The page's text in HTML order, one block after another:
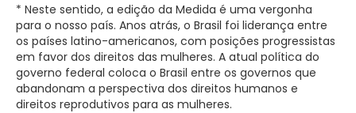
* Neste sentido, a edição da Medida é uma vergonha
para o nosso país. Anos atrás, o Brasil foi liderança entre
os países latino-americanos, com posições progressistas
em favor dos direitos das mulheres. A atual política do
governo federal coloca o Brasil entre os governos que
abandonam a perspectiva dos direitos humanos e
direitos reprodutivos para as mulheres.